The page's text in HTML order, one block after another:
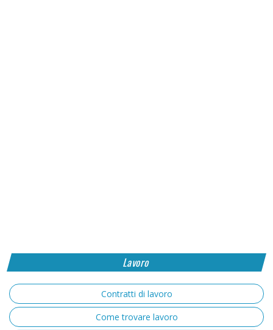
Lavoro
Contratti di lavoro
Come trovare lavoro